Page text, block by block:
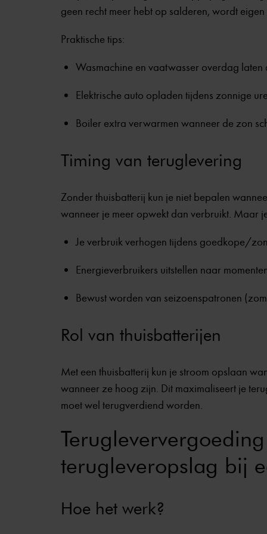
geen recht meer hebt op salderen, wordt
Praktische tips:
Wasmachine en vaatwasser overdag laten
Elektrische auto opladen tijdens zonnige
Boiler extra verwarmen wanneer de zon
Timing van teruglevering
Zonder thuisbatterij kun je niet bepalen
wanneer je meer opwekt dan verbruikt. Maar
Je verbruik verhogen tijdens goedkope/
Energieverbruikers uitstellen naar
Bewust worden van seizoenspatronen
Rol van thuisbatterijen
Met een thuisbatterij kun je stroom opslaan
wanneer ze hoog zijn. Dit maximaliseert je
moet wel terugverdiend worden.
terugleveropslag bij
Hoe het werk?